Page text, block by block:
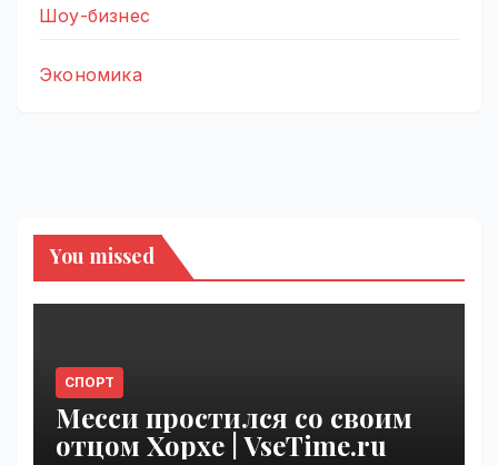
Шоу-бизнес
Экономика
You missed
СПОРТ
Месси простился со своим
отцом Хорхе | VseTime.ru